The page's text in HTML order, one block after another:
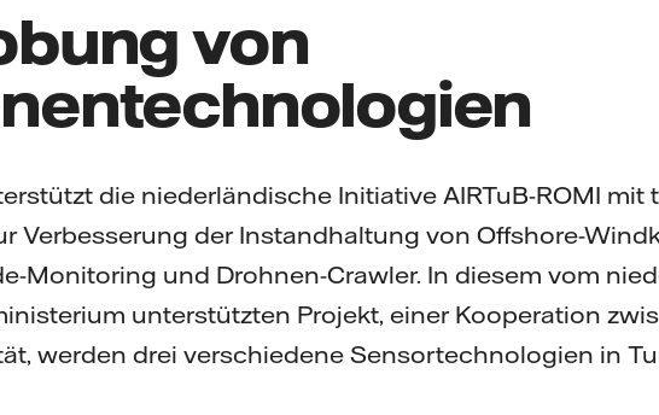
von
die niederländische Initiative AIRTuB-ROMI mit
Verbesserung der Instandhaltung von Offshore-
Monitoring und Drohnen-Crawler. In diesem vom
unterstützten Projekt, einer Kooperation
werden drei verschiedene Sensortechnologien in